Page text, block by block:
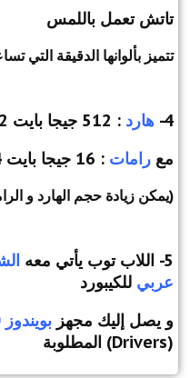
تاتش تعمل باللمس
تتميز بألوانها الدقيقة
4- هارد : 512 جيجا بايت SSD M.2 سرييع جداً
مع رامات : 16 جيجا بايت DDR4
(يمكن زيادة حجم الهارد و
5- اللاب توب يأتي معه
عربي للكيبورد
و يصل إليك مجهز بويندوز 10 برو
(Drivers) المطلوبة